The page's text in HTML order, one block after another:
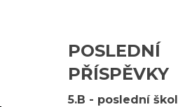
POSLEDNÍ
PŘÍSPĚVKY
5.B - poslední